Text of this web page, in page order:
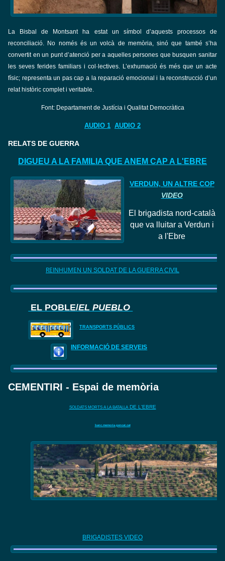
La Bisbal de Montsant ha estat un símbol d’aquests processos de
reconciliació. No només és un volcà de memòria, sinó que també s’ha
convertit en un punt d’atenció per a aquelles persones que busquen sanitar
les seves ferides familiars i col·lectives. L’exhumació és més que un acte
físic; representa un pas cap a la reparació emocional i la reconstrucció d’un
relat històric complet i veritable.
Font: Departament de Justícia i Qualitat Democràtica
AUDIO 1 AUDIO 2
RELATS DE GUERRA
DIGUEU A LA FAMILIA QUE ANEM CAP A L'EBRE
VERDUN, UN ALTRE COP
VIDEO
El brigadista nord-català
que va lluitar a Verdun i
a l'Ebre
REINHUMEN UN SOLDAT DE LA GUERRA CIVIL
EL POBLE/EL PUEBLO
TRANSPORTS PÚBLICS
INFORMACIÓ DE SERVEIS
CEMENTIRI - Espai de memòria
SOLDATS MORTS A LA BATALLADE L'EBRE
banc.memoria.gencat.cat
BRIGADISTES VIDEO